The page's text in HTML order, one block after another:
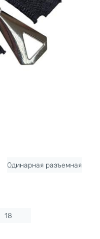
Одинарная разъемная
18